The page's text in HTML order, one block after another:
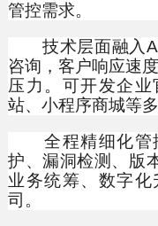
管控需求。
技术层面融入AI
咨询，客户响应速
压力。可开发企
站、小程序商城等
全程精细化管
护、漏洞检测、版
业务统筹、数字
司。